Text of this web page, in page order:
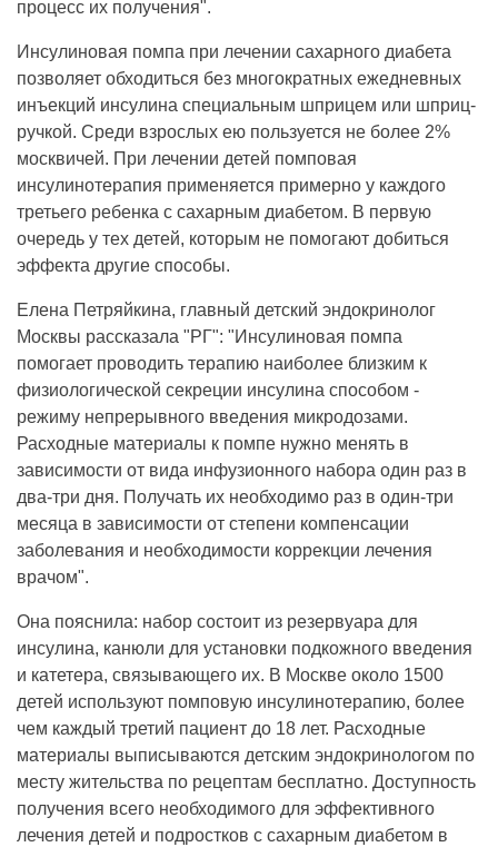
процесс их получения".
Инсулиновая помпа при лечении сахарного диабета
позволяет обходиться без многократных ежедневных
инъекций инсулина специальным шприцем или шприц-
ручкой. Среди взрослых ею пользуется не более 2%
москвичей. При лечении детей помповая
инсулинотерапия применяется примерно у каждого
третьего ребенка с сахарным диабетом. В первую
очередь у тех детей, которым не помогают добиться
эффекта другие способы.
Елена Петряйкина, главный детский эндокринолог
Москвы рассказала "РГ": "Инсулиновая помпа
помогает проводить терапию наиболее близким к
физиологической секреции инсулина способом -
режиму непрерывного введения микродозами.
Расходные материалы к помпе нужно менять в
зависимости от вида инфузионного набора один раз в
два-три дня. Получать их необходимо раз в один-три
месяца в зависимости от степени компенсации
заболевания и необходимости коррекции лечения
врачом".
Она пояснила: набор состоит из резервуара для
инсулина, канюли для установки подкожного введения
и катетера, связывающего их. В Москве около 1500
детей используют помповую инсулинотерапию, более
чем каждый третий пациент до 18 лет. Расходные
материалы выписываются детским эндокринологом по
месту жительства по рецептам бесплатно. Доступность
получения всего необходимого для эффективного
лечения детей и подростков с сахарным диабетом в